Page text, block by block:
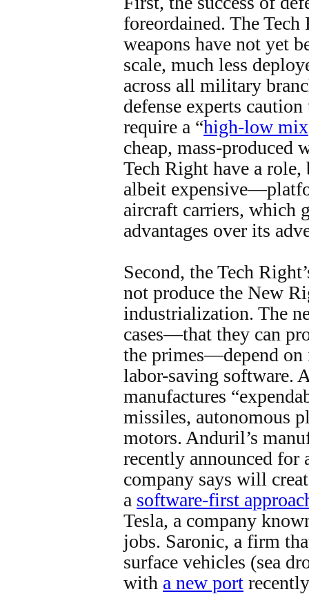
foreordained. The
weapons have not yet
scale, much less
across all military
defense experts
require a “high-low mix
cheap, mass-produced
Tech Right have a
albeit
aircraft carriers, which
advantages over its
Second, the Tech
not produce the New
industrialization. The
cases—that they can
the primes—depend on
labor-saving software.
manufactures
missiles, autonomous
motors. Anduril’s
recently announced for
company says will
a software-first
Tesla, a company
jobs. Saronic, a firm
surface vehicles (sea
with a new port